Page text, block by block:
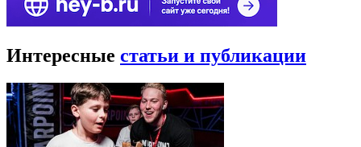
Интересные статьи и публикации